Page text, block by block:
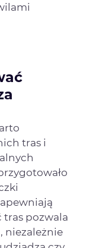
tras i
pozwala
niezależnie